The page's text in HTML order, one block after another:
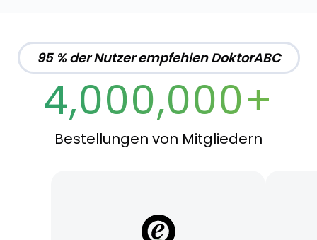
95 % der Nutzer empfehlen DoktorABC
4,000,000+
Bestellungen von Mitgliedern